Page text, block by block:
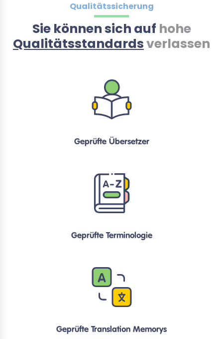
Qualitätssicherung
Sie können sich auf hohe
Qualitätsstandardsverlassen
Geprüfte Übersetzer
Geprüfte Terminologie
Geprüfte Translation Memorys